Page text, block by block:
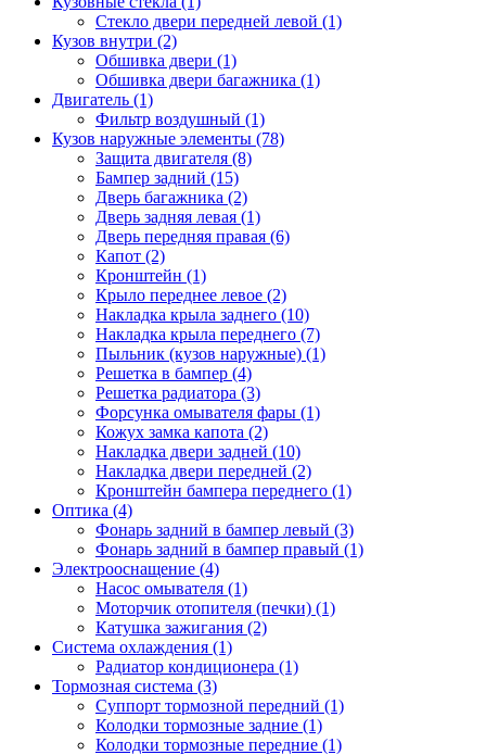
Стекло двери передней левой (1)
Кузов внутри (2)
Обшивка двери (1)
Обшивка двери багажника (1)
Двигатель (1)
Фильтр воздушный (1)
Кузов наружные элементы (78)
Защита двигателя (8)
Бампер задний (15)
Дверь багажника (2)
Дверь задняя левая (1)
Дверь передняя правая (6)
Капот (2)
Кронштейн (1)
Крыло переднее левое (2)
Накладка крыла заднего (10)
Накладка крыла переднего (7)
Пыльник (кузов наружные) (1)
Решетка в бампер (4)
Решетка радиатора (3)
Форсунка омывателя фары (1)
Кожух замка капота (2)
Накладка двери задней (10)
Накладка двери передней (2)
Кронштейн бампера переднего (1)
Оптика (4)
Фонарь задний в бампер левый (3)
Фонарь задний в бампер правый (1)
Электрооснащение (4)
Насос омывателя (1)
Моторчик отопителя (печки) (1)
Катушка зажигания (2)
Система охлаждения (1)
Радиатор кондиционера (1)
Тормозная система (3)
Суппорт тормозной передний (1)
Колодки тормозные задние (1)
Колодки тормозные передние (1)